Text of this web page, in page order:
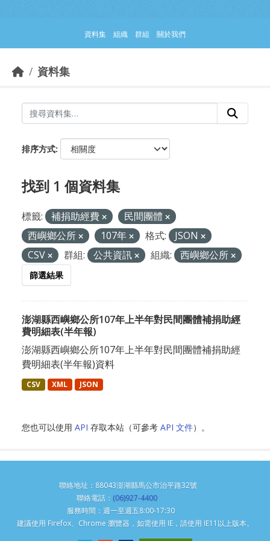
資料集 組織 群組 關於我們
資料集
排序方式
找到 1 個資料集
標籤: 補捐助經費
民間團體
西嶼鄉公所
107年 格式:
JSON
CSV
群組: 公共資訊 組織: 西嶼鄉公所
篩選結果
澎湖縣西嶼鄉公所107年上半年對民間團體補捐助經
費明細表(半年報)
澎湖縣西嶼鄉公所107年上半年對民間團體補捐助經
費明細表(半年報)資料
CSV XML JSON
您也可以使用 API 存取本站（可參考 API 文件）。
聯絡地址：88043澎湖縣馬公市治平路32號
聯絡電話： (06)927-4400
服務時間：週一至週五8:00-17:30
建議使用 Firefox、Chrome 瀏覽器，如需使用 IE，請使用 IE11以上版本。